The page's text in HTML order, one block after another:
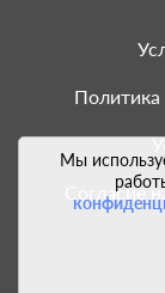
Мы
Согласие